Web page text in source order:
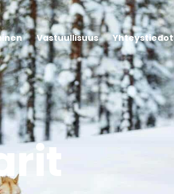
Vastuullisuus Yhteystiedot